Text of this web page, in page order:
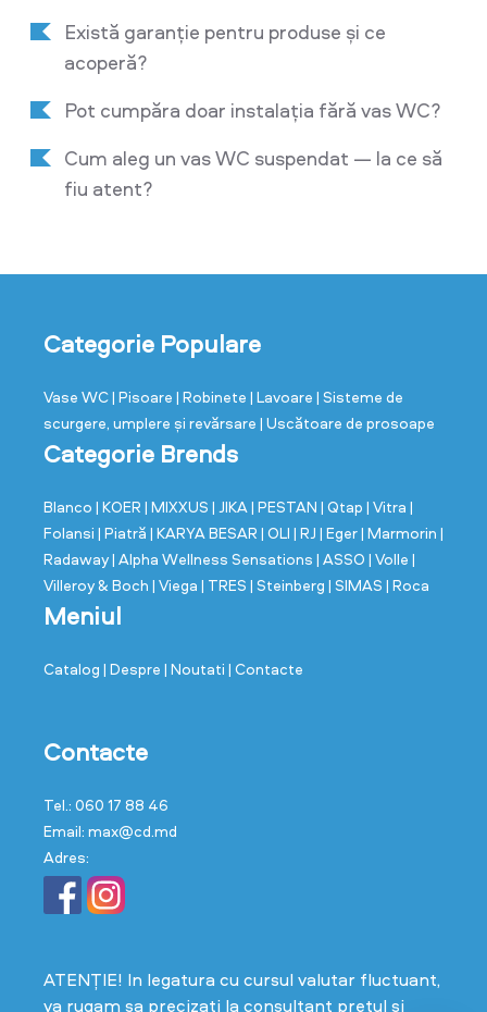
Există garanție pentru produse și ce
acoperă?
Pot cumpăra doar instalația fără vas WC?
Cum aleg un vas WC suspendat — la ce să
fiu atent?
Categorie Populare
Vase WC| Pisoare | Robinete | Lavoare | Sisteme de
scurgere, umplere și revărsare | Uscătoare de prosoape
Categorie Brends
Blanco | KOER | MIXXUS | JIKA| PESTAN | Qtap | Vitra |
Folansi | Piatră | KARYA BESAR | OLI | RJ | Eger| Marmorin |
Radaway| Alpha Wellness Sensations | ASSO | Volle |
Villeroy & Boch | Viega | TRES | Steinberg | SIMAS | Roca
Meniul
Catalog | Despre | Noutati | Contacte
Contacte
Tel.: 060 17 88 46
Email: max@cd.md
Adres:
ATENȚIE! In legatura cu cursul valutar fluctuant,
va rugam sa precizati la consultant prețul și